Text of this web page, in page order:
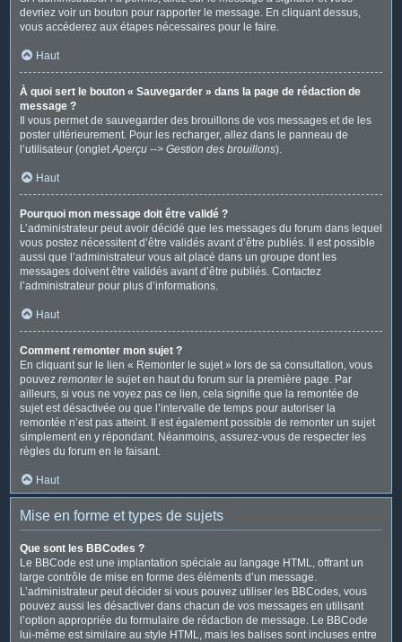
devriez voir un bouton pour rapporter le message. En cliquant dessus,
vous accéderez aux étapes nécessaires pour le faire.
Haut
À quoi sert le bouton « Sauvegarder » dans la page de rédaction de
message ?
Il vous permet de sauvegarder des brouillons de vos messages et de les
poster ultérieurement. Pour les recharger, allez dans le panneau de
l’utilisateur (ongletAperçu --> Gestion des brouillons).
Haut
Pourquoi mon message doit être validé ?
L’administrateur peut avoir décidé que les messages du forum dans lequel
vous postez nécessitent d’être validés avant d’être publiés. Il est possible
aussi que l’administrateur vous ait placé dans un groupe dont les
messages doivent être validés avant d’être publiés. Contactez
l’administrateur pour plus d’informations.
Haut
Comment remonter mon sujet ?
En cliquant sur le lien « Remonter le sujet » lors de sa consultation, vous
pouvez remonterle sujet en haut du forum sur la première page. Par
ailleurs, si vous ne voyez pas ce lien, cela signifie que la remontée de
sujet est désactivée ou que l’intervalle de temps pour autoriser la
remontée n’est pas atteint. Il est également possible de remonter un sujet
simplement en y répondant. Néanmoins, assurez-vous de respecter les
règles du forum en le faisant.
Haut
Mise en forme et types de sujets
Que sont les BBCodes ?
Le BBCode est une implantation spéciale au langage HTML, offrant un
large contrôle de mise en forme des éléments d’un message.
L’administrateur peut décider si vous pouvez utiliser les BBCodes, vous
pouvez aussi les désactiver dans chacun de vos messages en utilisant
l’option appropriée du formulaire de rédaction de message. Le BBCode
lui-même est similaire au style HTML, mais les balises sont incluses entre